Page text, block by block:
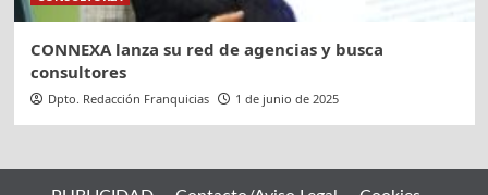
CONNEXA lanza su red de agencias y busca
consultores
Dpto. Redacción Franquicias 1 de junio de 2025